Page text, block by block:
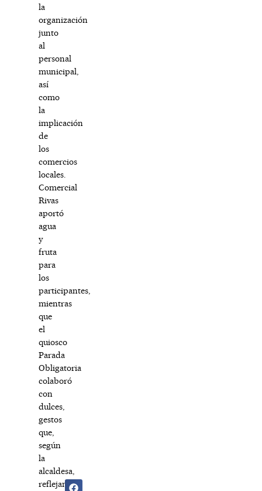
la
organización
junto
al
personal
municipal,
así
como
la
implicación
de
los
comercios
locales.
Comercial
Rivas
aportó
agua
y
fruta
para
los
participantes,
mientras
que
el
quiosco
Parada
Obligatoria
colaboró
con
dulces,
gestos
que,
según
la
alcaldesa,
reflejan